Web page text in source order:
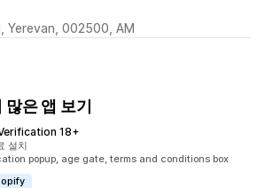
Yerevan, 002500, AM
많은 앱 보기
18+
설치
popup, age gate, terms and conditions box